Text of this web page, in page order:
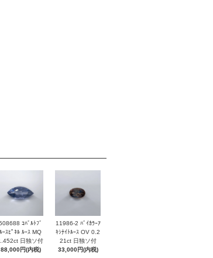
ｺﾊﾞﾙﾄﾌﾞ
ﾙｰｽﾋﾟﾈﾙ ﾙｰｽ MQ
日独ソ付
88,000円(内税)
11986-2 ﾊﾞｲｶﾗｰｱ
ｷｼﾅｲﾄﾙｰｽ OV 0.2
21ct 日独ソ付
33,000円(内税)